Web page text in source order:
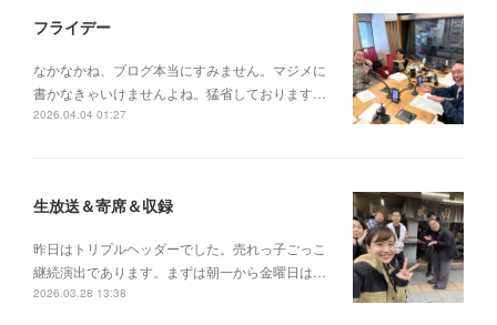
フライデー
なかなかね、ブログ本当にすみません。マジメに
書かなきゃいけませんよね。猛省しております…
2026.04.04 01:27
生放送＆寄席＆収録
昨日はトリプルヘッダーでした。売れっ子ごっこ
継続演出であります。まずは朝一から金曜日は…
2026.03.28 13:38